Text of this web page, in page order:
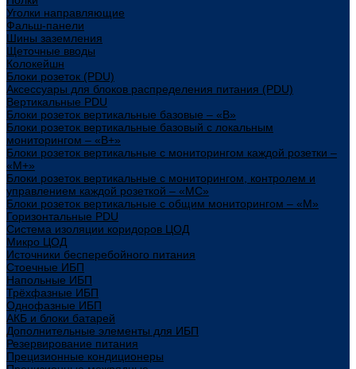
Уголки направляющие
Фальш-панели
Шины заземления
Щеточные вводы
Колокейшн
Блоки розеток (PDU)
Аксессуары для блоков распределения питания (PDU)
Вертикальные PDU
Блоки розеток вертикальные базовые – «В»
Блоки розеток вертикальные базовый с локальным
мониторингом – «В+»
Блоки розеток вертикальные с мониторингом каждой розетки –
«М+»
Блоки розеток вертикальные с мониторингом, контролем и
управлением каждой розеткой – «МС»
Блоки розеток вертикальные с общим мониторингом – «М»
Горизонтальные PDU
Система изоляции коридоров ЦОД
Микро ЦОД
Источники бесперебойного питания
Стоечные ИБП
Напольные ИБП
Трёхфазные ИБП
Однофазные ИБП
АКБ и блоки батарей
Дополнительные элементы для ИБП
Резервирование питания
Прецизионные кондиционеры